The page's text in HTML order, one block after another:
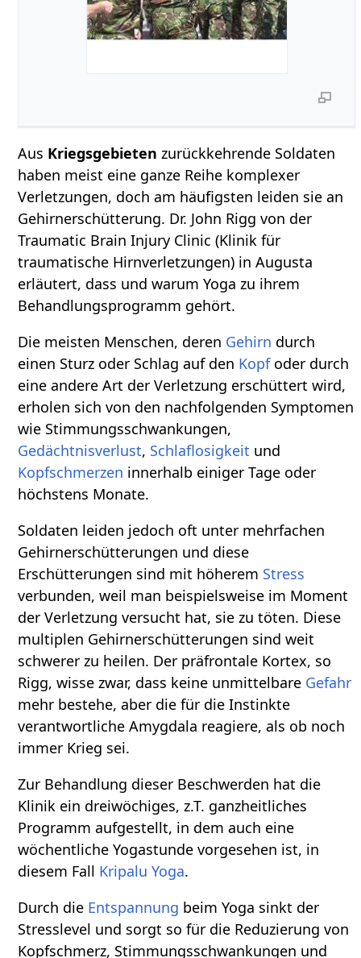
Aus Kriegsgebieten zurückkehrende Soldaten
haben meist eine ganze Reihe komplexer
Verletzungen, doch am häufigsten leiden sie an
Gehirnerschütterung. Dr. John Rigg von der
Traumatic Brain Injury Clinic (Klinik für
traumatische Hirnverletzungen) in Augusta
erläutert, dass und warum Yoga zu ihrem
Behandlungsprogramm gehört.
Die meisten Menschen, deren Gehirn durch
einen Sturz oder Schlag auf den Kopfoder durch
eine andere Art der Verletzung erschüttert wird,
erholen sich von den nachfolgenden Symptomen
wie Stimmungsschwankungen,
Gedächtnisverlust, Schlaflosigkeit und
Kopfschmerzen innerhalb einiger Tage oder
höchstens Monate.
Soldaten leiden jedoch oft unter mehrfachen
Gehirnerschütterungen und diese
Erschütterungen sind mit höherem Stress
verbunden, weil man beispielsweise im Moment
der Verletzung versucht hat, sie zu töten. Diese
multiplen Gehirnerschütterungen sind weit
schwerer zu heilen. Der präfrontale Kortex, so
Rigg, wisse zwar, dass keine unmittelbare Gefahr
mehr bestehe, aber die für die Instinkte
verantwortliche Amygdala reagiere, als ob noch
immer Krieg sei.
Zur Behandlung dieser Beschwerden hat die
Klinik ein dreiwöchiges, z.T. ganzheitliches
Programm aufgestellt, in dem auch eine
wöchentliche Yogastunde vorgesehen ist, in
diesem Fall Kripalu Yoga.
Durch die Entspannung beim Yoga sinkt der
Stresslevel und sorgt so für die Reduzierung von
Kopfschmerz, Stimmungsschwankungen und